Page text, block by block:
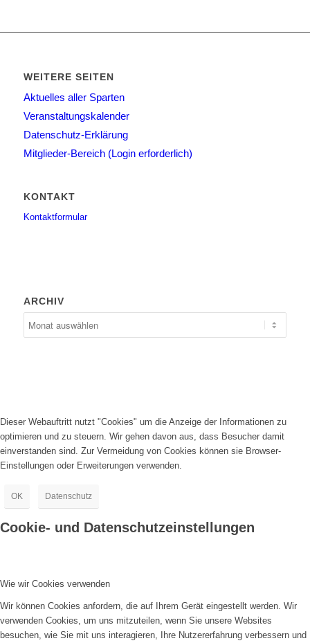
WEITERE SEITEN
Aktuelles aller Sparten
Veranstaltungskalender
Datenschutz-Erklärung
Mitglieder-Bereich (Login erforderlich)
KONTAKT
Kontaktformular
ARCHIV
Dieser Webauftritt nutzt "Cookies" um die Anzeige der Informationen zu
optimieren und zu steuern. Wir gehen davon aus, dass Besucher damit
einverstanden sind. Zur Vermeidung von Cookies können sie Browser-
Einstellungen oder Erweiterungen verwenden.
OK Datenschutz
Cookie- und Datenschutzeinstellungen
Wie wir Cookies verwenden
Wir können Cookies anfordern, die auf Ihrem Gerät eingestellt werden. Wir
verwenden Cookies, um uns mitzuteilen, wenn Sie unsere Websites
besuchen, wie Sie mit uns interagieren, Ihre Nutzererfahrung verbessern und